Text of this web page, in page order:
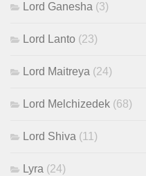
Lord Ganesha (3)
Lord Lanto (23)
Lord Maitreya (24)
Lord Melchizedek (68)
Lord Shiva (11)
Lyra (24)